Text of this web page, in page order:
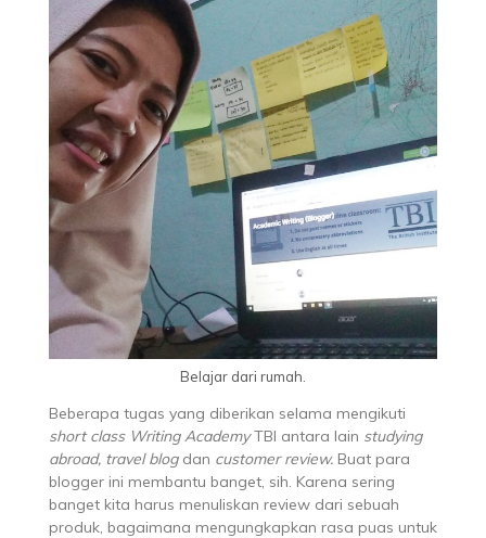
Belajar dari rumah.
Beberapa tugas yang diberikan selama mengikuti
short class Writing AcademyTBI antara lain studying
abroad, travel blog dan customer review. Buat para
blogger ini membantu banget, sih. Karena sering
banget kita harus menuliskan review dari sebuah
produk, bagaimana mengungkapkan rasa puas untuk